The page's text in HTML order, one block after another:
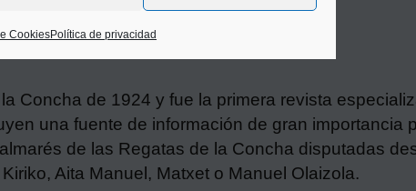
CookiesPolítica de privacidad
Concha de 1924 y fue la primera revista
una fuente de información de gran importancia
de las Regatas de la Concha disputadas
Aita Manuel, Matxet o Manuel Olaizola.